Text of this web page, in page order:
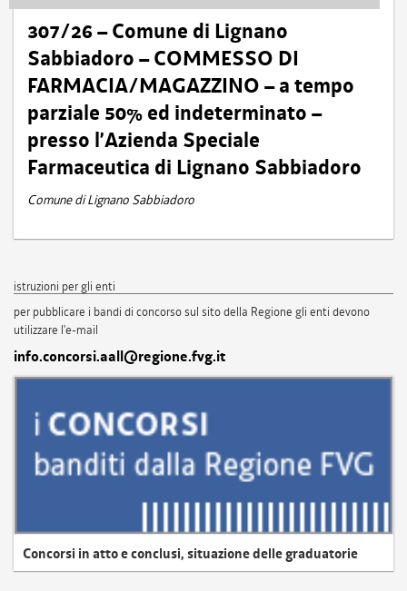
307/26 – Comune di Lignano
Sabbiadoro – COMMESSO DI
FARMACIA/MAGAZZINO – a tempo
parziale 50% ed indeterminato –
presso l’Azienda Speciale
Farmaceutica di Lignano Sabbiadoro
Comune di Lignano Sabbiadoro
istruzioni per gli enti
per pubblicare i bandi di concorso sul sito della Regione gli enti devono
utilizzare l'e-mail
info.concorsi.aall@regione.fvg.it
Concorsi in atto e conclusi, situazione delle graduatorie